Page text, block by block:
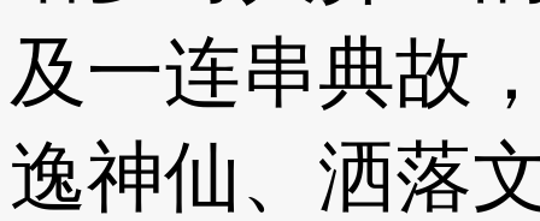
及一连串典故
逸神仙、洒落